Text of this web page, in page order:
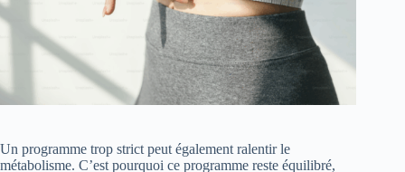
Un programme trop strict peut également ralentir le
métabolisme. C’est pourquoi ce programme reste équilibré,